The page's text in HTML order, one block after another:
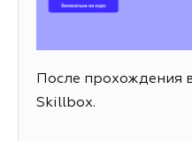
После прохождения
Skillbox.